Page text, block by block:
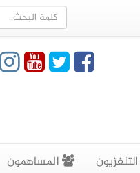
التلفزيون المساهمون